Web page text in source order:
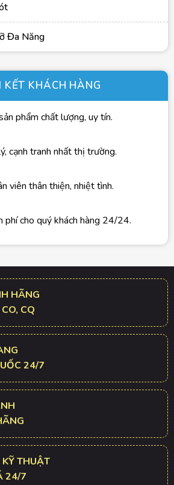
Đa Năng
KẾT KHÁCH HÀNG
phẩm chất lượng, uy tín.
cạnh tranh nhất thị trường.
viên thân thiện, nhiệt tình.
phí cho quý khách hàng 24/24.
HÃNG
CQ
24/7
THUẬT
24/7